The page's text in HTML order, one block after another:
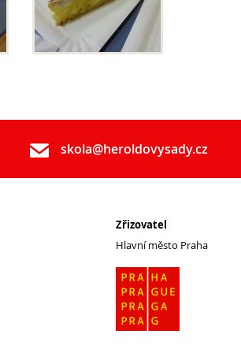
skola@heroldovysady.cz
Zřizovatel
Hlavní město Praha